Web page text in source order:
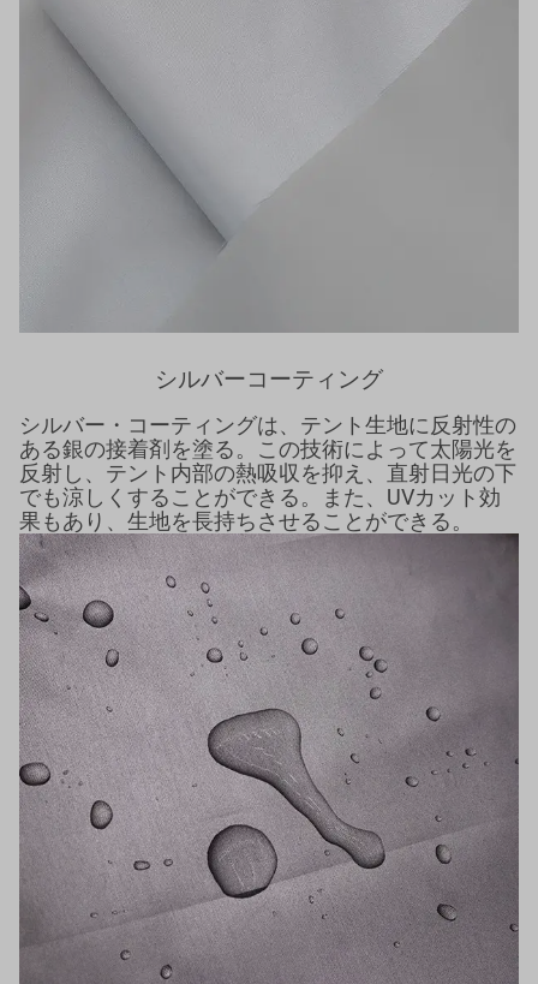
シルバーコーティング
シルバー・コーティングは、テント生地に反射性の
ある銀の接着剤を塗る。この技術によって太陽光を
反射し、テント内部の熱吸収を抑え、直射日光の下
でも涼しくすることができる。また、UVカット効
果もあり、生地を長持ちさせることができる。